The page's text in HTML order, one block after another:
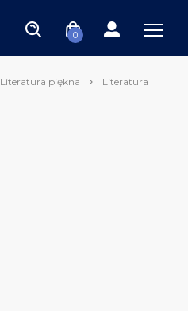
0
Literatura piękna
Literatura